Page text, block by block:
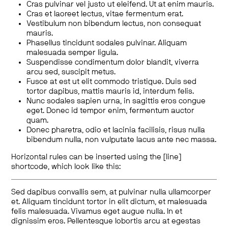
Cras pulvinar vel justo ut eleifend. Ut at enim mauris.
Cras et laoreet lectus, vitae fermentum erat.
Vestibulum non bibendum lectus, non consequat
mauris.
Phasellus tincidunt sodales pulvinar. Aliquam
malesuada semper ligula.
Suspendisse condimentum dolor blandit, viverra
arcu sed, suscipit metus.
Fusce at est ut elit commodo tristique. Duis sed
tortor dapibus, mattis mauris id, interdum felis.
Nunc sodales sapien urna, in sagittis eros congue
eget. Donec id tempor enim, fermentum auctor
quam.
Donec pharetra, odio et lacinia facilisis, risus nulla
bibendum nulla, non vulputate lacus ante nec massa.
Horizontal rules can be inserted using the [line]
shortcode, which look like this:
Sed dapibus convallis sem, at pulvinar nulla ullamcorper
et. Aliquam tincidunt tortor in elit dictum, et malesuada
felis malesuada. Vivamus eget augue nulla. In et
dignissim eros. Pellentesque lobortis arcu at egestas